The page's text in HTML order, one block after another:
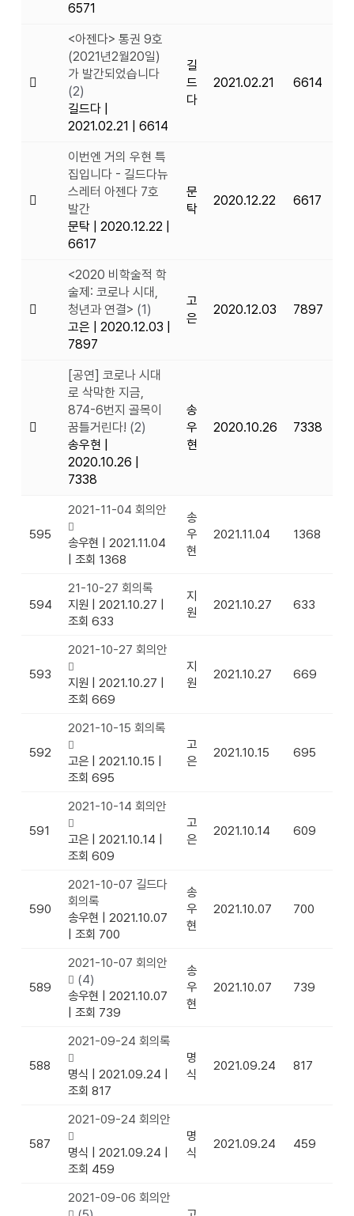
6571
<아젠다> 통권 9호
(2021년2월20일)
가 발간되었습니다
(2)
길드다
2021.02.21
6614
길
드
다
2021.02.21 6614
이번엔 거의 우현 특
집입니다 - 길드다뉴
스레터 아젠다 7호
발간
문탁
2020.12.22
6617
문
탁
2020.12.22 6617
<2020 비학술적 학
술제: 코로나 시대,
청년과 연결> (1)
고은
2020.12.03
7897
고
은
2020.12.03 7897
[공연] 코로나 시대
로 삭막한 지금,
874-6번지 골목이
꿈틀거린다! (2)
송우현
2020.10.26
7338
송
우
현
2020.10.26 7338
595
2021-11-04 회의안
송우현
2021.11.04
조회 1368
송
우
현
2021.11.04 1368
594
21-10-27 회의록
지원
2021.10.27
조회 633
지
원
2021.10.27 633
593
2021-10-27 회의안
지원 2021.10.27
조회 669
지
원
2021.10.27 669
592
2021-10-15 회의록
고은 2021.10.15
조회 695
고
은
2021.10.15 695
591
2021-10-14 회의안
고은 2021.10.14
조회 609
고
은
2021.10.14 609
590
2021-10-07 길드다
회의록
송우현
2021.10.07
조회 700
송
우
현
2021.10.07 700
589
2021-10-07 회의안
(4)
송우현
2021.10.07
조회 739
송
우
현
2021.10.07 739
588
2021-09-24 회의록
명식 2021.09.24
조회 817
명
식
2021.09.24 817
587
2021-09-24 회의안
명식 2021.09.24
조회 459
명
식
2021.09.24 459
2021-09-06 회의안